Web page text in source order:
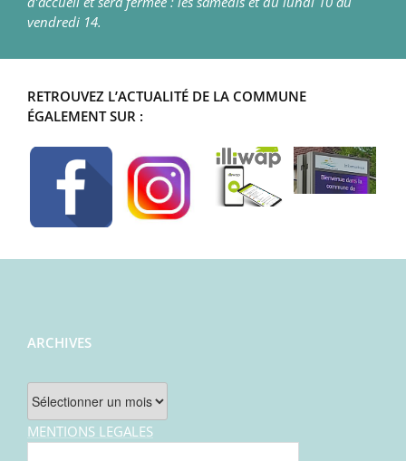
vendredi 14.
RETROUVEZ L’ACTUALITÉ DE LA COMMUNE
ÉGALEMENT SUR :
ARCHIVES
Archives
MENTIONS LEGALES